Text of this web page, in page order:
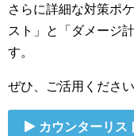
さらに詳細な対策ポ
スト」と「ダメージ
す。
ぜひ、ご活用ください
カウンターリス